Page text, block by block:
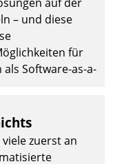
– und diese
für
Software-as-a-
zuerst an